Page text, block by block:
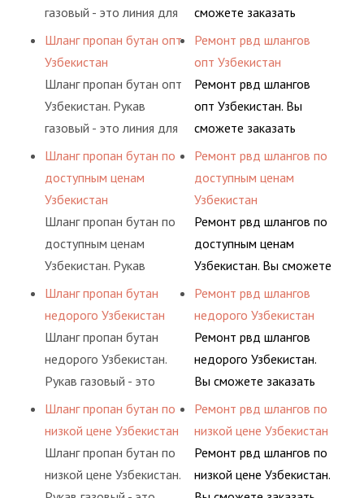
(кислород, аргон, метан,
ацетилен) между
элементами системы.
газовый - это линия для
подачи сжатого
воздуха и различных
типов сжиженного газа
(кислород, аргон, метан,
пропан, бутан,
определенными
элементами системы.
Шланг пропан бутан опт
Узбекистан
Шланг пропан бутан опт
Узбекистан. Рукав
газовый - это линия для
подачи сжатого
воздуха и различных
типов сжиженного газа
(кислород, аргон, метан,
пропан, бутан,
ацетилен) между
элементами системы.
Шланг пропан бутан по
доступным ценам
Узбекистан
Шланг пропан бутан по
доступным ценам
Узбекистан. Рукав
газовый - это линия для
подачи сжатого
воздуха и различных
типов сжиженного газа
(кислород, аргон, метан,
ацетилен) между
определенными
элементами системы.
Шланг пропан бутан
недорого Узбекистан
Шланг пропан бутан
недорого Узбекистан.
Рукав газовый - это
линия для подачи
сжатого воздуха и
различных типов
сжиженного газа
(кислород, аргон, метан,
Шланг пропан бутан по
низкой цене Узбекистан
Шланг пропан бутан по
низкой цене Узбекистан.
комплексного
гидросистем Вашего
сможете заказать
сервис РВД на разовой
основе либо на
условиях
долговременного
комплексного
гидросистем Вашего
предприятия.
Ремонт рвд шлангов
опт Узбекистан
Ремонт рвд шлангов
опт Узбекистан. Вы
сможете заказать
сервис РВД на разовой
основе либо на
условиях
долговременного
комплексного
обслуживания
предприятия.
Ремонт рвд шлангов по
доступным ценам
Узбекистан
Ремонт рвд шлангов по
доступным ценам
Узбекистан. Вы сможете
заказать сервис РВД на
разовой основе либо на
условиях
долговременного
комплексного
гидросистем Вашего
предприятия.
Ремонт рвд шлангов
недорого Узбекистан
Ремонт рвд шлангов
недорого Узбекистан.
Вы сможете заказать
сервис РВД на разовой
основе либо на
условиях
долговременного
комплексного
Ремонт рвд шлангов по
низкой цене Узбекистан
Ремонт рвд шлангов по
низкой цене Узбекистан.